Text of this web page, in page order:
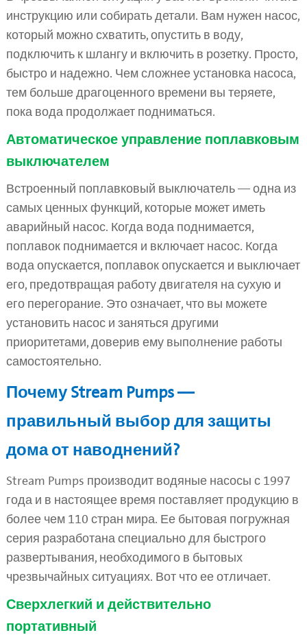
инструкцию или собирать детали. Вам нужен насос,
который можно схватить, опустить в воду,
подключить к шлангу и включить в розетку. Просто,
быстро и надежно. Чем сложнее установка насоса,
тем больше драгоценного времени вы теряете,
пока вода продолжает подниматься.
Автоматическое управление поплавковым
выключателем
Встроенный поплавковый выключатель — одна из
самых ценных функций, которые может иметь
аварийный насос. Когда вода поднимается,
поплавок поднимается и включает насос. Когда
вода опускается, поплавок опускается и выключает
его, предотвращая работу двигателя на сухую и
его перегорание. Это означает, что вы можете
установить насос и заняться другими
приоритетами, доверив ему выполнение работы
самостоятельно.
Почему Stream Pumps —
правильный выбор для защиты
дома от наводнений?
Stream Pumps производит водяные насосы с 1997
года и в настоящее время поставляет продукцию в
более чем 110 стран мира. Ее бытовая погружная
серия разработана специально для быстрого
развертывания, необходимого в бытовых
чрезвычайных ситуациях. Вот что ее отличает.
Сверхлегкий и действительно
портативный